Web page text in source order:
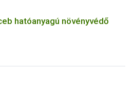
hatóanyagú növényvédő